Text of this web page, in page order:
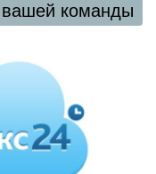
команды